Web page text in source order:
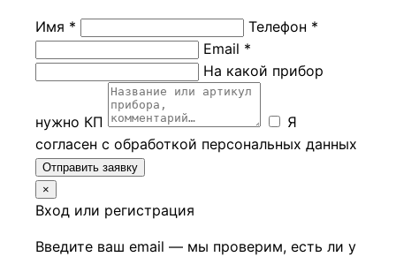
Имя *
Телефон *
Email *
На какой прибор
нужно КП
Я
согласен с обработкой персональных данных
Отправить заявку
×
Вход или регистрация
Введите ваш email — мы проверим, есть ли у